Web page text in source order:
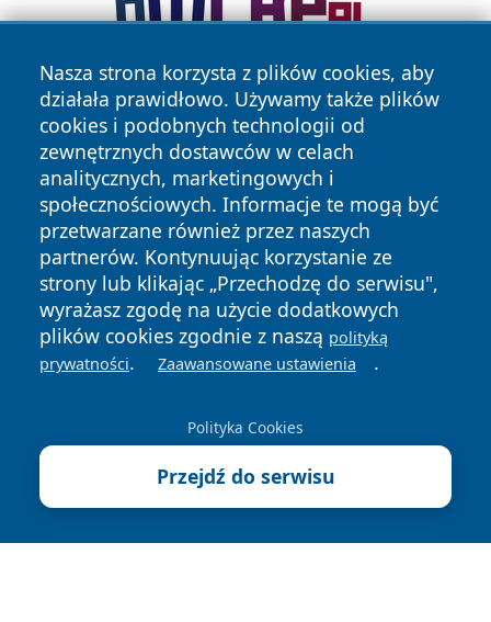
Nasza strona korzysta z plików cookies, aby
działała prawidłowo. Używamy także plików
cookies i podobnych technologii od
zewnętrznych dostawców w celach
analitycznych, marketingowych i
społecznościowych. Informacje te mogą być
przetwarzane również przez naszych
partnerów. Kontynuując korzystanie ze
strony lub klikając „Przechodzę do serwisu",
wyrażasz zgodę na użycie dodatkowych
plików cookies zgodnie z naszą polityką
prywatności. Zaawansowane ustawienia .
Polityka Cookies
Przejdź do serwisu
Copyright © 2026 bedzinski24.pl Wszystkie prawa
zastrzeżone.
News Autorzy
Polityka
Prywatności
Polityka
Cookies